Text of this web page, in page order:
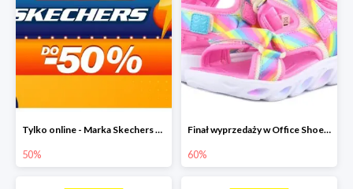
Tylko online - Marka Skechers w Office Shoes do -50%
50%
Finał wyprzedaży w Office Shoes do -60%
60%